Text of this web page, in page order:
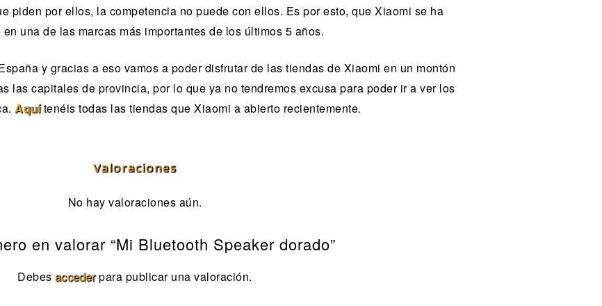
piden por ellos, la competencia no puede con ellos. Es por esto, que Xiaomi se ha
una de las marcas más importantes de los últimos 5 años.
y gracias a eso vamos a poder disfrutar de las tiendas de Xiaomi en un montón
las capitales de provincia, por lo que ya no tendremos excusa para poder ir a ver los
Aquítenéis todas las tiendas que Xiaomi a abierto recientemente.
Valoraciones
No hay valoraciones aún.
en valorar “Mi Bluetooth Speaker dorado”
Debesaccederpara publicar una valoración.